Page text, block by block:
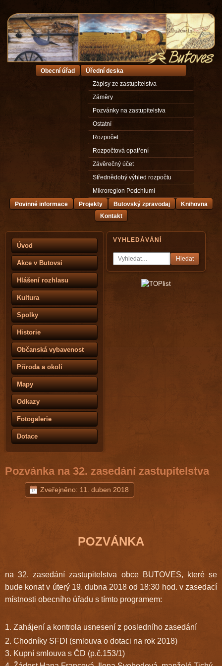
Úvod
Akce v Butovsi
Hlášení rozhlasu
Kultura
Spolky
Historie
Občanská vybavenost
Příroda a okolí
Mapy
Odkazy
Fotogalerie
Dotace
VYHLEDÁVÁNÍ
Hledat
Obecní úřad
Úřední deska
Zápisy ze zastupitelstva
Záměry
Pozvánky na zastupitelstva
Ostatní
Rozpočet
Rozpočtová opatření
Závěrečný účet
Střednědobý výhled rozpočtu
Mikroregion Podchlumí
Povinné informace
Projekty Butovský zpravodaj
Knihovna
Kontakt
Pozvánka na 32. zasedání zastupitelstva
Zveřejněno: 11. duben 2018
POZVÁNKA
na 32. zasedání zastupitelstva obce BUTOVES, které se
bude konat v úterý 19. dubna 2018 od 18:30 hod. v zasedací
místnosti obecního úřadu s tímto programem:
1. Zahájení a kontrola usnesení z posledního zasedání
2. Chodníky SFDI (smlouva o dotaci na rok 2018)
3. Kupní smlouva s ČD (p.č.153/1)